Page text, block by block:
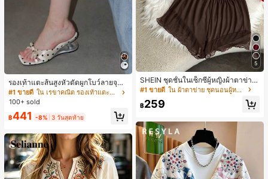
รองเท้าแตะส้นสูงหัวตัดผูกโบว์ลายจุดส
ายเดี่ยวส้นไม่สมมาตรสำหรับผู้หญิง, รอ
งเท้าแตะส้นสูงหนังเทียมสีขาวหรูหรา
#1 ขายดี
ใน เรขาคณิต รองเท้าแตะส้นสูงผู้หญิง
100+ sold
฿441 -8% 3 วันสุดท้าย
5
SHEIN ชุดชั้นในเซ็กซี่ผู้หญิงผ้าตาข่าย
มีโครงคัพบาง
#1 ขายดี ใน ผ้าตาข่าย ชุดนอนผู้หญิง
฿259